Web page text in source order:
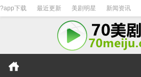
?app下载 最近更新 美剧明星 新闻资讯